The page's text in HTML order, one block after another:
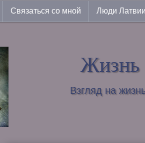
Связаться со мной Люди Латвии
Жизнь
Взгляд на